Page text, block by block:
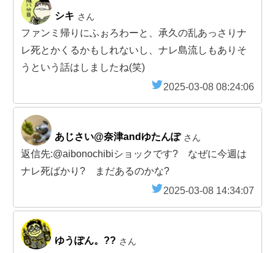
シキ さん
ファンミ帰りにふぉろわーと、承久の乱あっさりナ
レ死とかくるかもしれないし、ナレ島流しもありそ
うという話はしましたね(笑)
2025-03-08 08:24:06
あじさい@奈津andゆたんぽ さん
返信先:@aibonochibiショックです? なぜに今週は
ナレ死ばかり? まだあるのかな?
2025-03-08 14:34:07
ゆうぽん。?? さん